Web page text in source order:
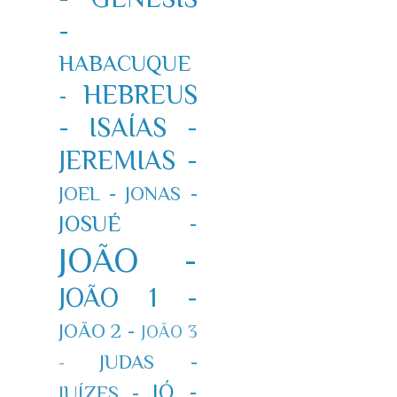
-
HABACUQUE
-
HEBREUS
-
ISAÍAS -
JEREMIAS -
JOEL - JONAS -
JOSUÉ -
JOÃO -
JOÃO 1 -
JOÃO 2 - JOÃO 3
-
JUDAS -
JÓ -